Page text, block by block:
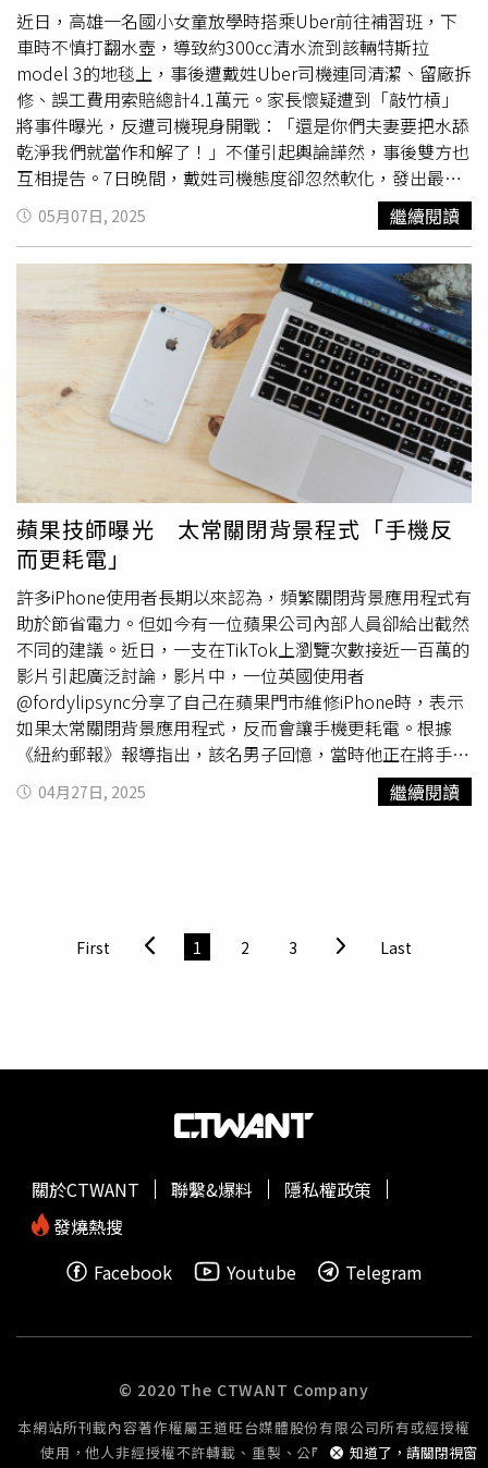
近日，高雄一名國小女童放學時搭乘Uber前往補習班，下
車時不慎打翻水壺，導致約300cc清水流到該輛特斯拉
model 3的地毯上，事後遭戴姓Uber司機連同清潔、留廠拆
修、誤工費用索賠總計4.1萬元。家長懷疑遭到「敲竹槓」
將事件曝光，反遭司機現身開戰：「還是你們夫妻要把水舔
乾淨我們就當作和解了！」不僅引起輿論譁然，事後雙方也
互相提告。7日晚間，戴姓司機態度卻忽然軟化，發出最新
聲明表示已經向女童父親抱歉，自己也願意負擔拆裝檢修的
費用，希望能獲得對方的諒解。這起事件發生在5月1日，高
傾倒，導致車內地毯濕掉，孩子當場道歉並跑進補習班拿抹
布擦拭。家長指出，當事戴姓司機最初索取500元作為清潔
費，家長原本願意協調處理，沒想到事後司機再度聯繫，聲
稱擔心水滲入自己的特斯拉底盤，需送回原廠拆底盤檢查，
加上車輛留廠期間的誤工費，總共索討4萬1000元。更令家
長傻眼的是，這位戴姓司機還直接報警，讓警察到補習班找
正在上課的小朋友，還向補習班老師先拿走2萬元，稱「如
果有從家長拿到賠償金會還給老師」，讓家長難以接受，
「車子當時根本沒壞，司機甚至沒有掀開地毯檢查，就
送修
並開價」，要求對方提供原廠估價單，卻遲遲未獲正面回
應。事件經家長在網路曝光，立刻引起輿論嘩然，但戴姓司
機本人現身留言區嗆聲「你們夫妻把水舔乾淨我們就當和解
了」，還諷刺道：「還是你們買一台特斯拉來讓我倒水？」
家長不滿司機言語侮辱，已正式提告對方涉嫌詐欺、妨害名
譽及違反個資法，警方曾前往補習班了解情況，因雙方說法
不一，以各自報案方式立案處理。事件透過媒體曝光後，5
月7日上午家長又在網上貼出由戴姓司機在6日提供「Tesla
南區授權鈑噴中心」開出的拆車估價單，內容顯示拆卸／安
裝左下B柱式板、拆卸／安裝左上B柱式板、中控台總成
（拆卸／安裝）等總金額15215元，並表示：「誠心請教各
位看得明瞭的社會賢達，有何中肯的意見？」然而網友普遍
上『計算日期』寫5月5號，是不是代表他事發當天根本沒有
去估價？」、「建議回報Uber讓司機停權，免得再有家長
道歉。我願意負擔拆裝檢修費用，希望獲得社會大眾與女童
拉是他貸款100多萬、才買4個月的新車，也是養家的生財
工具，因此經專業檢修建議，須拆裝檢查，確保電動車未來
擔拆裝檢修費用，以表負責與歉意，希望獲得家長諒解」。
戴姓司機還表示，目前已預約5月15日進行車輛拆裝檢查，
屬可以出面，會同車隊主管與他三方協商，一起解決問題。
05月07日, 2025 繼續閱讀
蘋果技師曝光 太常關閉背景程式「手機反
而更耗電」
許多iPhone使用者長期以來認為，頻繁關閉背景應用程式有
助於節省電力。但如今有一位蘋果公司內部人員卻給出截然
不同的建議。近日，一支在TikTok上瀏覽次數接近一百萬的
影片引起廣泛討論，影片中，一位英國使用者
@fordylipsync分享了自己在蘋果門市維修iPhone時，表示
如果太常關閉背景應用程式，反而會讓手機更耗電。根據
《紐約郵報》報導指出，該名男子回憶，當時他正在將手機
送修 ，並順手關閉背景應用程式。技術員見狀立刻提醒他
「不要關掉你的應用程式。」當他詢問原因時，技術員解
說法與他過去從眾多iPhone使用者那裡聽到的建議大相逕
庭。但蘋果技術員強調，即使背景開著數百個應用程式也無
科技媒體與專家的支持。根據TechRadar撰稿人艾德
電池續航，反而可能對iPhone的效能產生負面影響。艾德也
提到，iOS系統設計的初衷，就是讓背景應用程式不占用額
慢手機速度。艾德更引用蘋果官方的指導方針，強調只有在
應用程式當機或無回應時，才需要手動關閉。早在2016
Federighi）就曾在回覆一封使用者電子郵件時明確表示，
04月27日, 2025 繼續閱讀
First 1 2 3 Last
知道了，請關閉視窗
關於CTWANT 聯繫&爆料
隱私權政策
發燒熱搜
Facebook
Youtube Telegram
© 2020 The CTWANT Company
本網站所刊載內容著作權屬王道旺台媒體股份有限公司所有或經授權
使用，他人非經授權不許轉載、重製、公開播送或公開傳輸。